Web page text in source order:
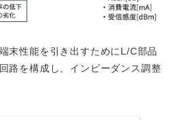
末性能を引き出すためにL/C部品
路を構成し、インピーダンス調整